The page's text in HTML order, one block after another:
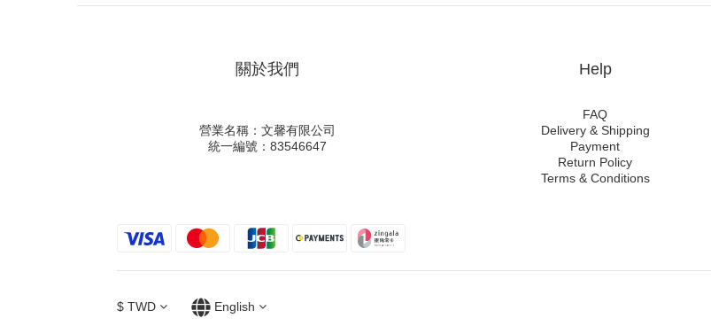
關於我們
營業名稱：文馨有限公司
統一編號：83546647
Help
FAQ
Delivery & Shipping
Payment
Return Policy
Terms & Conditions
$ TWD English